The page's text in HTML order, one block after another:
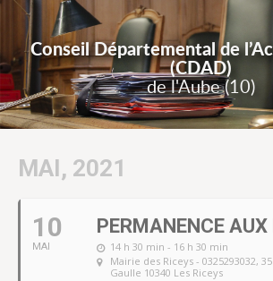
Conseil Départemental de
(CDAD)
de l'Aube (10)
MAI, 2021
10
MAI
PERMANENCE AUX
14 h 30 min - 16 h 30 min
Mairie des Riceys - 0325293032,
Gaulle 10340 Les Riceys